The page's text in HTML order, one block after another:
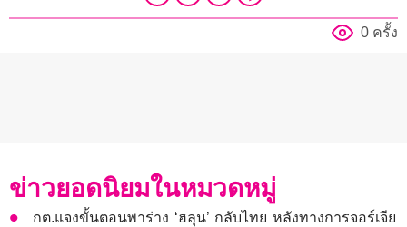
0 ครั้ง
ข่าวยอดนิยมในหมวดหมู่
กต.แจงขั้นตอนพาร่าง ‘ฮลุน’ กลับไทย หลังทางการจอร์เจีย